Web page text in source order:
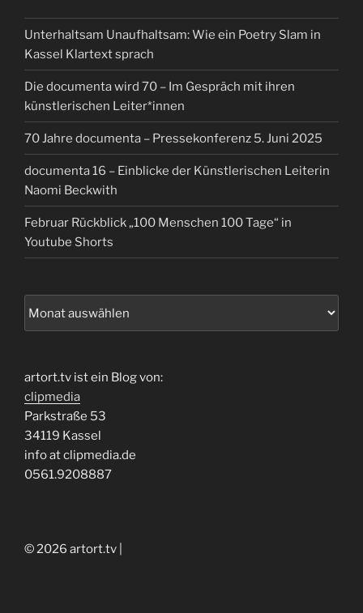
Unterhaltsam Unaufhaltsam: Wie ein Poetry Slam in
Kassel Klartext sprach
Die documenta wird 70 – Im Gespräch mit ihren
künstlerischen Leiter*innen
70 Jahre documenta – Pressekonferenz 5. Juni 2025
documenta 16 – Einblicke der Künstlerischen Leiterin
Naomi Beckwith
Februar Rückblick „100 Menschen 100 Tage“ in
Youtube Shorts
artort.tv ist ein Blog von:
clipmedia
Parkstraße 53
34119 Kassel
info at clipmedia.de
0561.9208887
© 2026 artort.tv |